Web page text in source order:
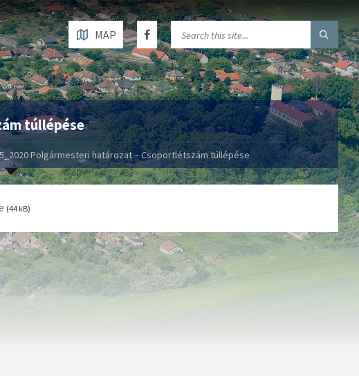
MAP
túllépése
5_2020 Polgármesteri határozat – Csoportlétszám túllépése
(44 kB)